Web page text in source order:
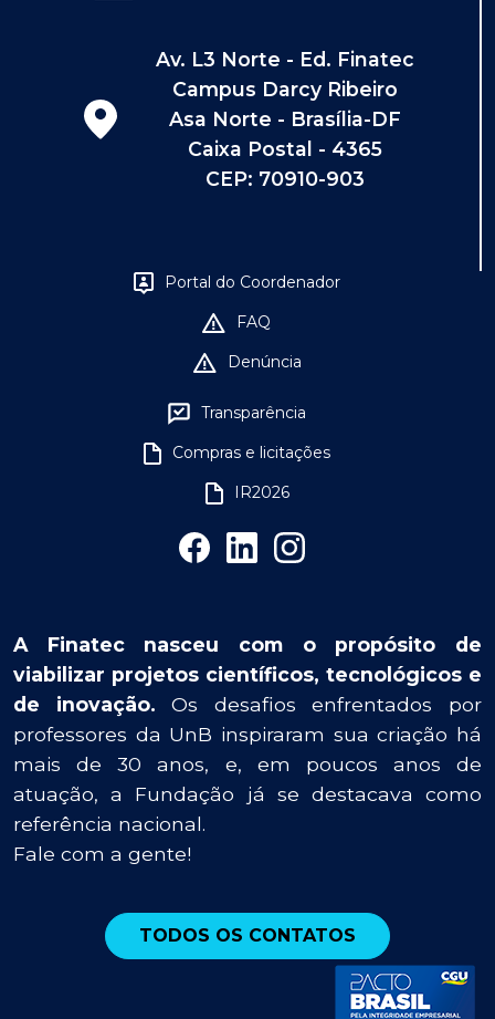
Av. L3 Norte - Ed. Finatec
Campus Darcy Ribeiro
Asa Norte - Brasília-DF
Caixa Postal - 4365
CEP: 70910-903
Portal do Coordenador
FAQ
Denúncia
Transparência
Compras e licitações
IR2026
A Finatec nasceu com o propósito de
viabilizar projetos científicos, tecnológicos e
de inovação. Os desafios enfrentados por
professores da UnB inspiraram sua criação há
mais de 30 anos, e, em poucos anos de
atuação, a Fundação já se destacava como
referência nacional.
Fale com a gente!
TODOS OS CONTATOS